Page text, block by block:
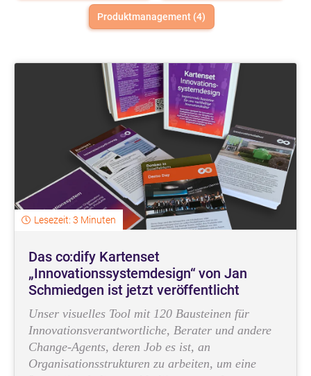
Produktmanagement (4)
Lesezeit: 3 Minuten
Das co:dify Kartenset
„Innovationssystemdesign“ von Jan
Schmiedgen ist jetzt veröffentlicht
Unser visuelles Tool mit 120 Bausteinen für
Innovationsverantwortliche, Berater und andere
Change-Agents, deren Job es ist, an
Organisationsstrukturen zu arbeiten, um eine